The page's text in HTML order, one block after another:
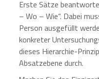
Erste Sätze
– Wo – Wie“. Dabei
Person ausgefüllt
konkreter
dieses Hierarchie-
Absatzebene durch.